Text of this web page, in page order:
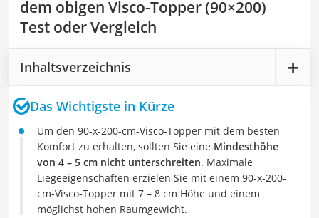
dem obigen Visco-Topper (90×200)
Test oder Vergleich
Inhaltsverzeichnis
Das Wichtigste in Kürze
Um den 90-x-200-cm-Visco-Topper mit dem besten
Komfort zu erhalten, sollten Sie eine Mindesthöhe
von 4 – 5 cm nicht unterschreiten. Maximale
Liegeeigenschaften erzielen Sie mit einem 90-x-200-
cm-Visco-Topper mit 7 – 8 cm Höhe und einem
möglichst hohen Raumgewicht.